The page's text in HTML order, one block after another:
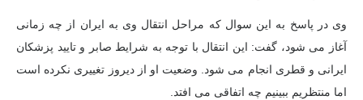
وی در پاسخ به این سوال که مراحل انتقال وی به ایران از چه زمانی
آغاز می شود، گفت: این انتقال با توجه به شرایط صابر و تایید پزشکان
ایرانی و قطری انجام می شود. وضعیت او از دیروز تغییری نکرده است
اما منتظریم ببینیم چه اتفاقی می افتد.